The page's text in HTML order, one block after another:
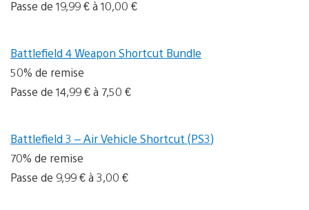
Passe de 19,99 € à 10,00 €
Battlefield 4 Weapon Shortcut Bundle
50% de remise
Passe de 14,99 € à 7,50 €
Battlefield 3 – Air Vehicle Shortcut (PS3)
70% de remise
Passe de 9,99 € à 3,00 €